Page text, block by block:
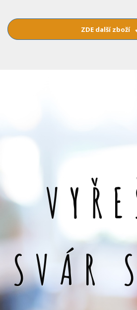
ZDE další zboží
SVÁR